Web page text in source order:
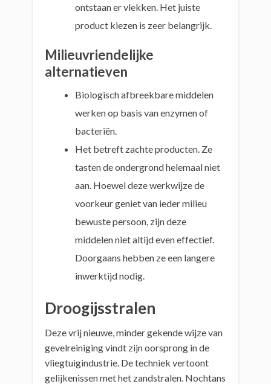
ontstaan er vlekken. Het juiste
product kiezen is zeer belangrijk.
Milieuvriendelijke
alternatieven
Biologisch afbreekbare middelen
werken op basis van enzymen of
bacteriën.
Het betreft zachte producten. Ze
tasten de ondergrond helemaal niet
aan. Hoewel deze werkwijze de
voorkeur geniet van ieder milieu
bewuste persoon, zijn deze
middelen niet altijd even effectief.
Doorgaans hebben ze een langere
inwerktijd nodig.
Droogijsstralen
Deze vrij nieuwe, minder gekende wijze van
gevelreiniging vindt zijn oorsprong in de
vliegtuigindustrie. De techniek vertoont
gelijkenissen met het zandstralen. Nochtans